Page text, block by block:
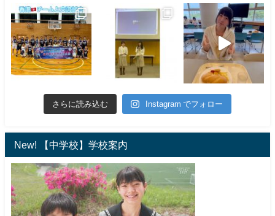
さらに読み込む Instagram でフォロー
New! 【中学校】学校案内